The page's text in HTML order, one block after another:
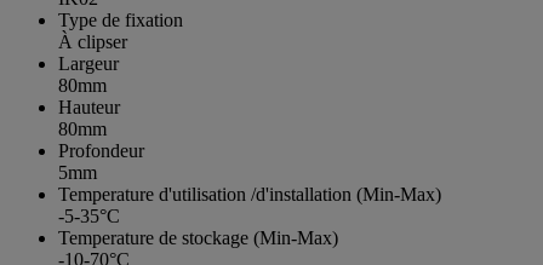
Type de fixation
À clipser
Largeur
80mm
Hauteur
80mm
Profondeur
5mm
Temperature d'utilisation /d'installation (Min-Max)
-5-35°C
Temperature de stockage (Min-Max)
-10-70°C